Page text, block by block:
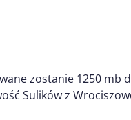
zostanie 1250 mb
Sulików z